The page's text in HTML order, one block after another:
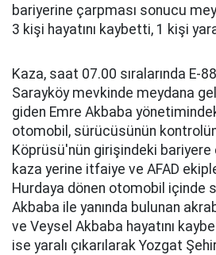
bariyerine çarpması sonucu
3 kişi hayatını kaybetti, 1 kişi
Kaza, saat 07.00 sıralarında E-
Sarayköy mevkinde meydana
giden Emre Akbaba
otomobil, sürücüsünün
Köprüsü'nün girişindeki bariyere
kaza yerine itfaiye ve AFAD
Hurdaya dönen otomobil içinde
Akbaba ile yanında bulunan
ve Veysel Akbaba hayatını
ise yaralı çıkarılarak Yozgat